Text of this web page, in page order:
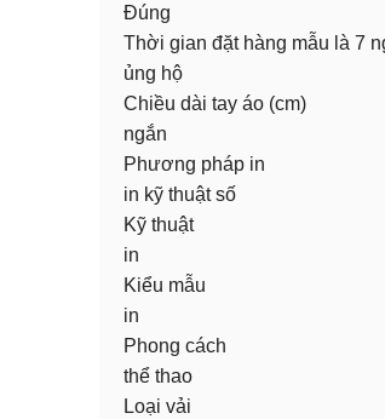
Đúng
Thời gian đặt hàng mẫu là 7
ủng hộ
Chiều dài tay áo (cm)
ngắn
Phương pháp in
in kỹ thuật số
Kỹ thuật
in
Kiểu mẫu
in
Phong cách
thể thao
Loại vải